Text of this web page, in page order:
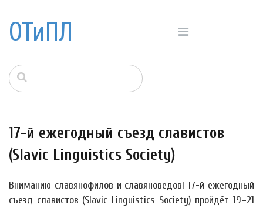
ОТиПЛ
17-й ежегодный съезд славистов
(Slavic Linguistics Society)
Вниманию славянофилов и славяноведов! 17-й ежегодный
съезд славистов (Slavic Linguistics Society) пройдёт 19–21